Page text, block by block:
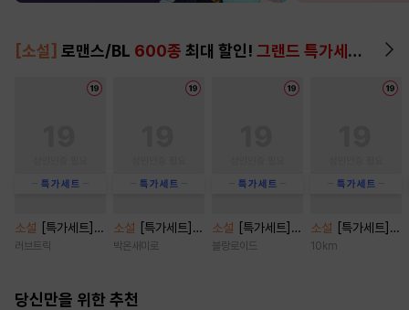
[소설] 로맨스/BL 600종 최대 할인! 그랜드 특가세트
소설
[특가세트]
오, 마이 베이비(O
러브트릭
소설
[특가세트]
친구 오빠 탐구 보
박온새미로
소설
[특가세트]
[BL] 트루 러브(Tr
블랑로이드
소설
[특가세트]
[BL] 노 다웃(No
10km
당신만을 위한 추천